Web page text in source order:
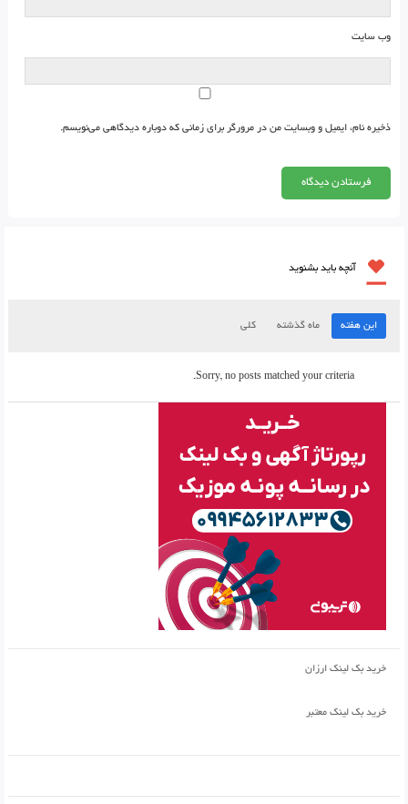
وب‌ سایت
ذخیره نام، ایمیل و وبسایت من در مرورگر برای زمانی که دوباره دیدگاهی می‌نویسم.
آنچه باید بشنوید
این هفته ماه گذشته کلی
Sorry, no posts matched your criteria.
خرید بک لینک ارزان
خرید بک لینک معتبر